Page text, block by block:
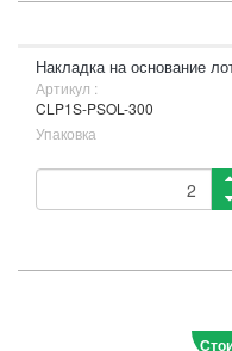
Накладка на основание
Артикул :
CLP1S-PSOL-300
Упаковка